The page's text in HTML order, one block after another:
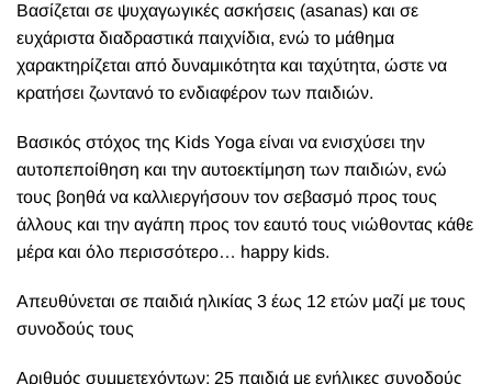
Βασίζεται σε ψυχαγωγικές ασκήσεις (asanas) και σε
ευχάριστα διαδραστικά παιχνίδια, ενώ το μάθημα
χαρακτηρίζεται από δυναμικότητα και ταχύτητα, ώστε να
κρατήσει ζωντανό το ενδιαφέρον των παιδιών.
Βασικός στόχος της Kids Yoga είναι να ενισχύσει την
αυτοπεποίθηση και την αυτοεκτίμηση των παιδιών, ενώ
τους βοηθά να καλλιεργήσουν τον σεβασμό προς τους
άλλους και την αγάπη προς τον εαυτό τους νιώθοντας κάθε
μέρα και όλο περισσότερο… happy kids.
Απευθύνεται σε παιδιά ηλικίας 3 έως 12 ετών μαζί με τους
συνοδούς τους
Αριθμός συμμετεχόντων: 25 παιδιά με ενήλικες συνοδούς